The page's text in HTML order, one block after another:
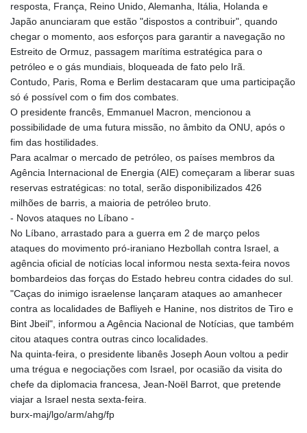
resposta, França, Reino Unido, Alemanha, Itália, Holanda e
Japão anunciaram que estão "dispostos a contribuir", quando
chegar o momento, aos esforços para garantir a navegação no
Estreito de Ormuz, passagem marítima estratégica para o
petróleo e o gás mundiais, bloqueada de fato pelo Irã.
Contudo, Paris, Roma e Berlim destacaram que uma participação
só é possível com o fim dos combates.
O presidente francês, Emmanuel Macron, mencionou a
possibilidade de uma futura missão, no âmbito da ONU, após o
fim das hostilidades.
Para acalmar o mercado de petróleo, os países membros da
Agência Internacional de Energia (AIE) começaram a liberar suas
reservas estratégicas: no total, serão disponibilizados 426
milhões de barris, a maioria de petróleo bruto.
- Novos ataques no Líbano -
No Líbano, arrastado para a guerra em 2 de março pelos
ataques do movimento pró-iraniano Hezbollah contra Israel, a
agência oficial de notícias local informou nesta sexta-feira novos
bombardeios das forças do Estado hebreu contra cidades do sul.
"Caças do inimigo israelense lançaram ataques ao amanhecer
contra as localidades de Bafliyeh e Hanine, nos distritos de Tiro e
Bint Jbeil", informou a Agência Nacional de Notícias, que também
citou ataques contra outras cinco localidades.
Na quinta-feira, o presidente libanês Joseph Aoun voltou a pedir
uma trégua e negociações com Israel, por ocasião da visita do
chefe da diplomacia francesa, Jean-Noël Barrot, que pretende
viajar a Israel nesta sexta-feira.
burx-maj/lgo/arm/ahg/fp